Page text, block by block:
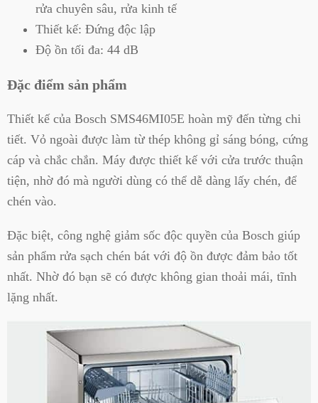
rửa chuyên sâu, rửa kinh tế
Thiết kế: Đứng độc lập
Độ ồn tối đa: 44 dB
Đặc điểm sản phẩm
Thiết kế của Bosch SMS46MI05E hoàn mỹ đến từng chi
tiết. Vỏ ngoài được làm từ thép không gỉ sáng bóng, cứng
cáp và chắc chắn. Máy được thiết kế với cửa trước thuận
tiện, nhờ đó mà người dùng có thể dễ dàng lấy chén, để
chén vào.
Đặc biệt, công nghệ giảm sốc độc quyền của Bosch giúp
sản phẩm rửa sạch chén bát với độ ồn được đảm bảo tốt
nhất. Nhờ đó bạn sẽ có được không gian thoải mái, tĩnh
lặng nhất.